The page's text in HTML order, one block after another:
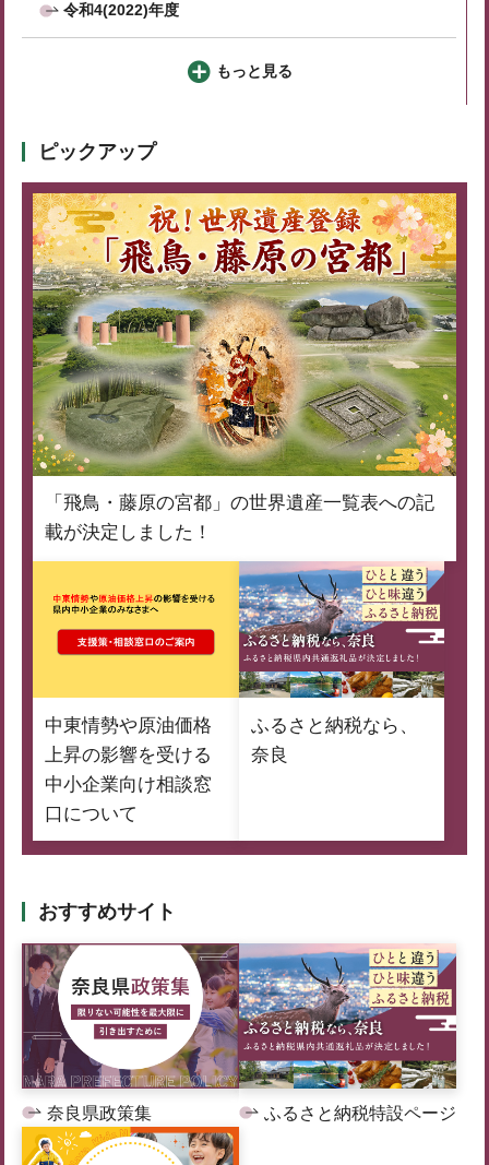
令和4(2022)年度
もっと見る
ピックアップ
「飛鳥・藤原の宮都」の世界遺産一覧表への記
載が決定しました！
中東情勢や原油価格
上昇の影響を受ける
中小企業向け相談窓
口について
ふるさと納税なら、
奈良
おすすめサイト
奈良県政策集 ふるさと納税特設ページ